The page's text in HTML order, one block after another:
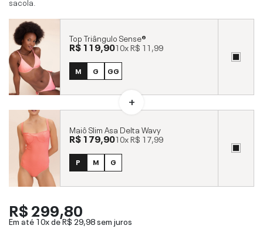
Top Triângulo Sense®
R$ 119,9010xR$ 11,99
M G GG
Maiô Slim Asa Delta Wavy
R$ 179,9010xR$ 17,99
P M G
R$ 299,80
Em até 10x deR$ 29,98sem juros